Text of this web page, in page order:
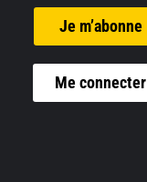
Je m’abonne
Me connecter